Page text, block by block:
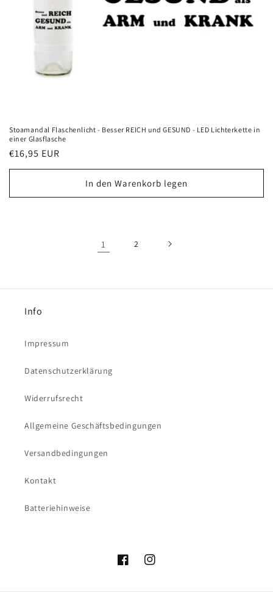
Stoamandal Flaschenlicht - Besser REICH und GESUND - LED Lichterkette in
einer Glasflasche
Normaler
Preis
€16,95 EUR
In den Warenkorb legen
1 2
Info
Impressum
Datenschutzerklärung
Widerrufsrecht
Allgemeine Geschäftsbedingungen
Versandbedingungen
Kontakt
Batteriehinweise
FacebookInstagram